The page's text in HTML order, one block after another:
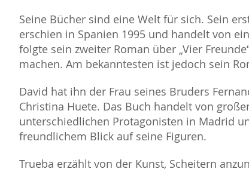
Seine Bücher sind eine Welt für sich. Sein
erschien in Spanien 1995 und handelt von
folgte sein zweiter Roman über „Vier
machen. Am bekanntesten ist jedoch sein
David hat ihn der Frau seines Bruders
Christina Huete. Das Buch handelt von
unterschiedlichen Protagonisten in Madrid
freundlichem Blick auf seine Figuren.
Trueba erzählt von der Kunst, Scheitern